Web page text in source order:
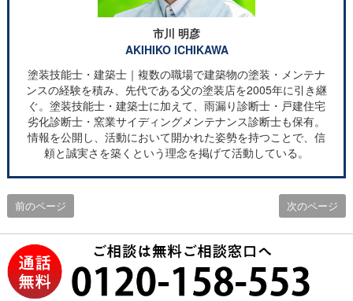
市川 明彦
AKIHIKO ICHIKAWA
塗装技能士・建築士｜複数の職場で建築物の塗装・メンテナ
ンスの経験を積み、先代である父の塗装店を2005年に引き継
ぐ。塗装技能士・建築士に加えて、雨漏り診断士・戸建住宅
劣化診断士・窯業サイディングメンテナンス診断士も保有。
情報を公開し、活動において開かれた姿勢を持つことで、信
頼と誠実さを築くという理念を掲げて活動している。
前のページ 次のページ